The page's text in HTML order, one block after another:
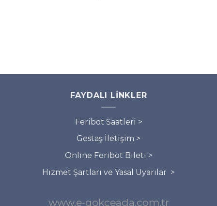
FAYDALI LINKLER
Feribot Saatleri >
Gestaş İletişim >
Online Feribot Bileti >
Hizmet Şartları ve Yasal Uyarılar >
www.e-gokceada.com.tr